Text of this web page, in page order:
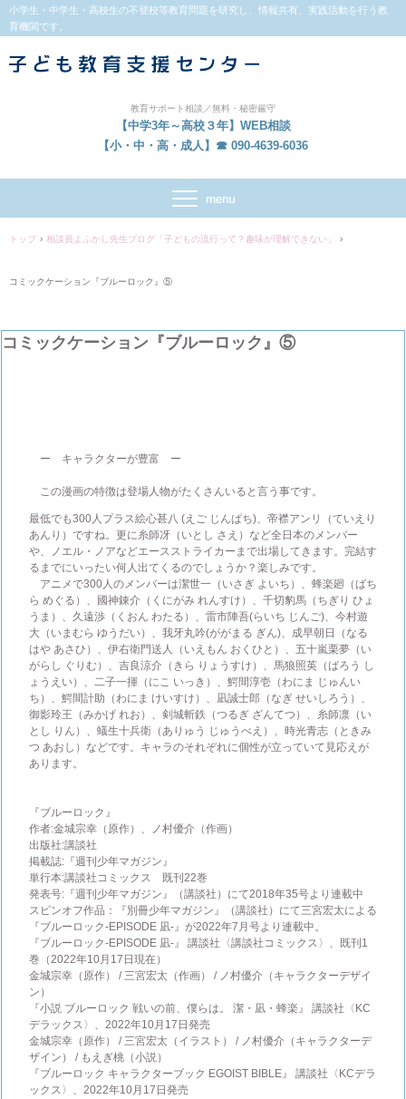
小学生・中学生・高校生の不登校等教育問題を研究し、情報共有、実践活動を行う教
育機関です。
教育サポート相談／無料・秘密厳守
【中学3年～高校３年】WEB相談
【小・中・高・成人】☎ 090-4639-6036
トップ › 相談員よふかし先生ブログ「子どもの流行って？趣味が理解できない」 ›
コミックケーション『ブルーロック』⑤
コミックケーション『ブルーロック』⑤
ー キャラクターが豊富 ー
この漫画の特徴は登場人物がたくさんいると言う事です。
最低でも300人プラス絵心甚八 (えご じんぱち)、帝襟アンリ（ていえり
あんり）ですね。更に糸師冴（いとし さえ）など全日本のメンバー
や、ノエル・ノアなどエースストライカーまで出場してきます。完結す
るまでにいったい何人出てくるのでしょうか？楽しみです。
アニメで300人のメンバーは潔世一（いさぎ よいち）、蜂楽廻（ばち
ら めぐる）、國神錬介（くにがみ れんすけ）、千切豹馬（ちぎり ひょ
うま）、久遠渉（くおん わたる）、雷市陣吾(らいち じんご)、今村遊
大（いまむら ゆうだい）、我牙丸吟(ががまる ぎん)、成早朝日（なる
はや あさひ）、伊右衛門送人（いえもん おくひと）、五十嵐栗夢（い
がらし ぐりむ）、吉良涼介（きら りょうすけ）、馬狼照英（ばろう し
ょうえい）、二子一揮（にこ いっき）、鰐間淳壱（わにま じゅんい
ち）、鰐間計助（わにま けいすけ）、凪誠士郎（なぎ せいしろう）、
御影玲王（みかげ れお）、剣城斬鉄（つるぎ ざんてつ）、糸師凛（い
とし りん）、蟻生十兵衛（ありゅう じゅうべえ）、時光青志（ときみ
つ あおし）などです。キャラのそれぞれに個性が立っていて見応えが
あります。
『ブルーロック』
作者:金城宗幸（原作）、ノ村優介（作画）
出版社:講談社
掲載誌:『週刊少年マガジン』
単行本:講談社コミックス 既刊22巻
発表号:『週刊少年マガジン』（講談社）にて2018年35号より連載中
スピンオフ作品：『別冊少年マガジン』（講談社）にて三宮宏太による
『ブルーロック-EPISODE 凪-』が2022年7月号より連載中。
『ブルーロック-EPISODE 凪-』 講談社〈講談社コミックス〉、既刊1
巻（2022年10月17日現在）
金城宗幸（原作） / 三宮宏太（作画） / ノ村優介（キャラクターデザイ
ン）
『小説 ブルーロック 戦いの前、僕らは。 潔・凪・蜂楽』 講談社〈KC
デラックス〉、2022年10月17日発売
金城宗幸（原作） / 三宮宏太（イラスト） / ノ村優介（キャラクターデ
ザイン） / もえぎ桃（小説）
『ブルーロック キャラクターブック EGOIST BIBLE』 講談社〈KCデラ
ックス〉、2022年10月17日発売